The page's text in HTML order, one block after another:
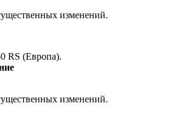
изменений.
RS (Европа).
изменений.